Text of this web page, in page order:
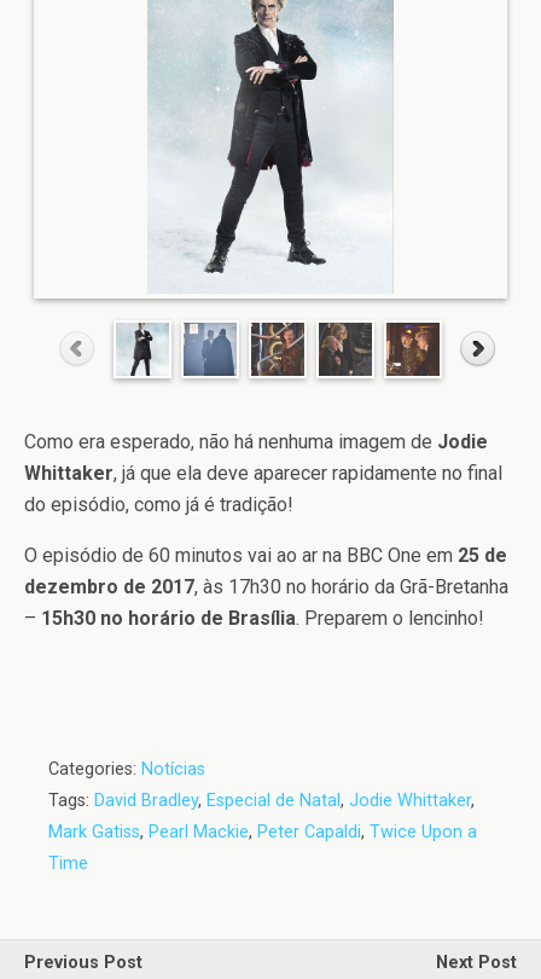
Como era esperado, não há nenhuma imagem de Jodie
Whittaker, já que ela deve aparecer rapidamente no final
do episódio, como já é tradição!
O episódio de 60 minutos vai ao ar na BBC One em 25 de
dezembro de 2017, às 17h30 no horário da Grã-Bretanha
– 15h30 no horário de Brasília. Preparem o lencinho!
Categories: Notícias
Tags: David Bradley, Especial de Natal, Jodie Whittaker,
Mark Gatiss, Pearl Mackie, Peter Capaldi, Twice Upon a
Time
Previous Post
Next Post